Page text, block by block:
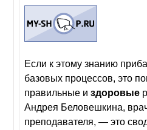
Если к этому знанию
базовых процессов, это
правильные издоровые
Андрея Беловешкина,
преподавателя, — это